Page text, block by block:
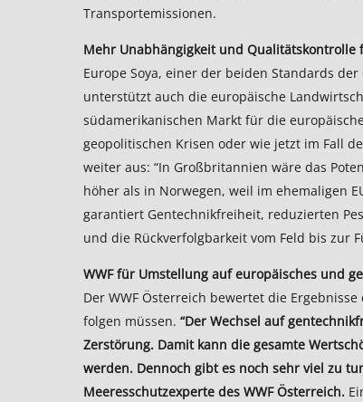
Transportemissionen.
Mehr Unabhängigkeit und
Europe Soya, einer der beiden Standards
unterstützt auch die europäische
südamerikanischen Markt für die
geopolitischen Krisen oder wie jetzt im Fall
weiter aus: “In Großbritannien wäre das
höher als in Norwegen, weil im ehemaligen
garantiert Gentechnikfreiheit, reduzierten
und die Rückverfolgbarkeit vom Feld bis zur
WWF für Umstellung auf europäisches und
Der WWF Österreich bewertet die
folgen müssen. “Der Wechsel auf
Zerstörung. Damit kann die gesamte
werden. Dennoch gibt es noch sehr viel zu
Meeresschutzexperte des WWF Österreich.